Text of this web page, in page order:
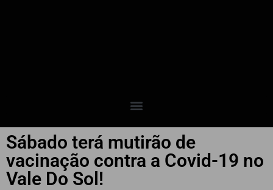
Sábado terá mutirão de
vacinação contra a Covid-19 no
Vale Do Sol!